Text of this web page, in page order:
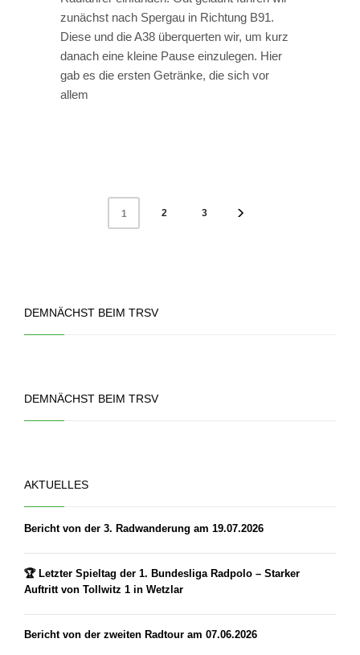
zunächst nach Spergau in Richtung B91.
Diese und die A38 überquerten wir, um kurz
danach eine kleine Pause einzulegen. Hier
gab es die ersten Getränke, die sich vor
allem
1 2 3
DEMNÄCHST BEIM TRSV
DEMNÄCHST BEIM TRSV
AKTUELLES
Bericht von der 3. Radwanderung am 19.07.2026
🏆 Letzter Spieltag der 1. Bundesliga Radpolo – Starker
Auftritt von Tollwitz 1 in Wetzlar
Bericht von der zweiten Radtour am 07.06.2026